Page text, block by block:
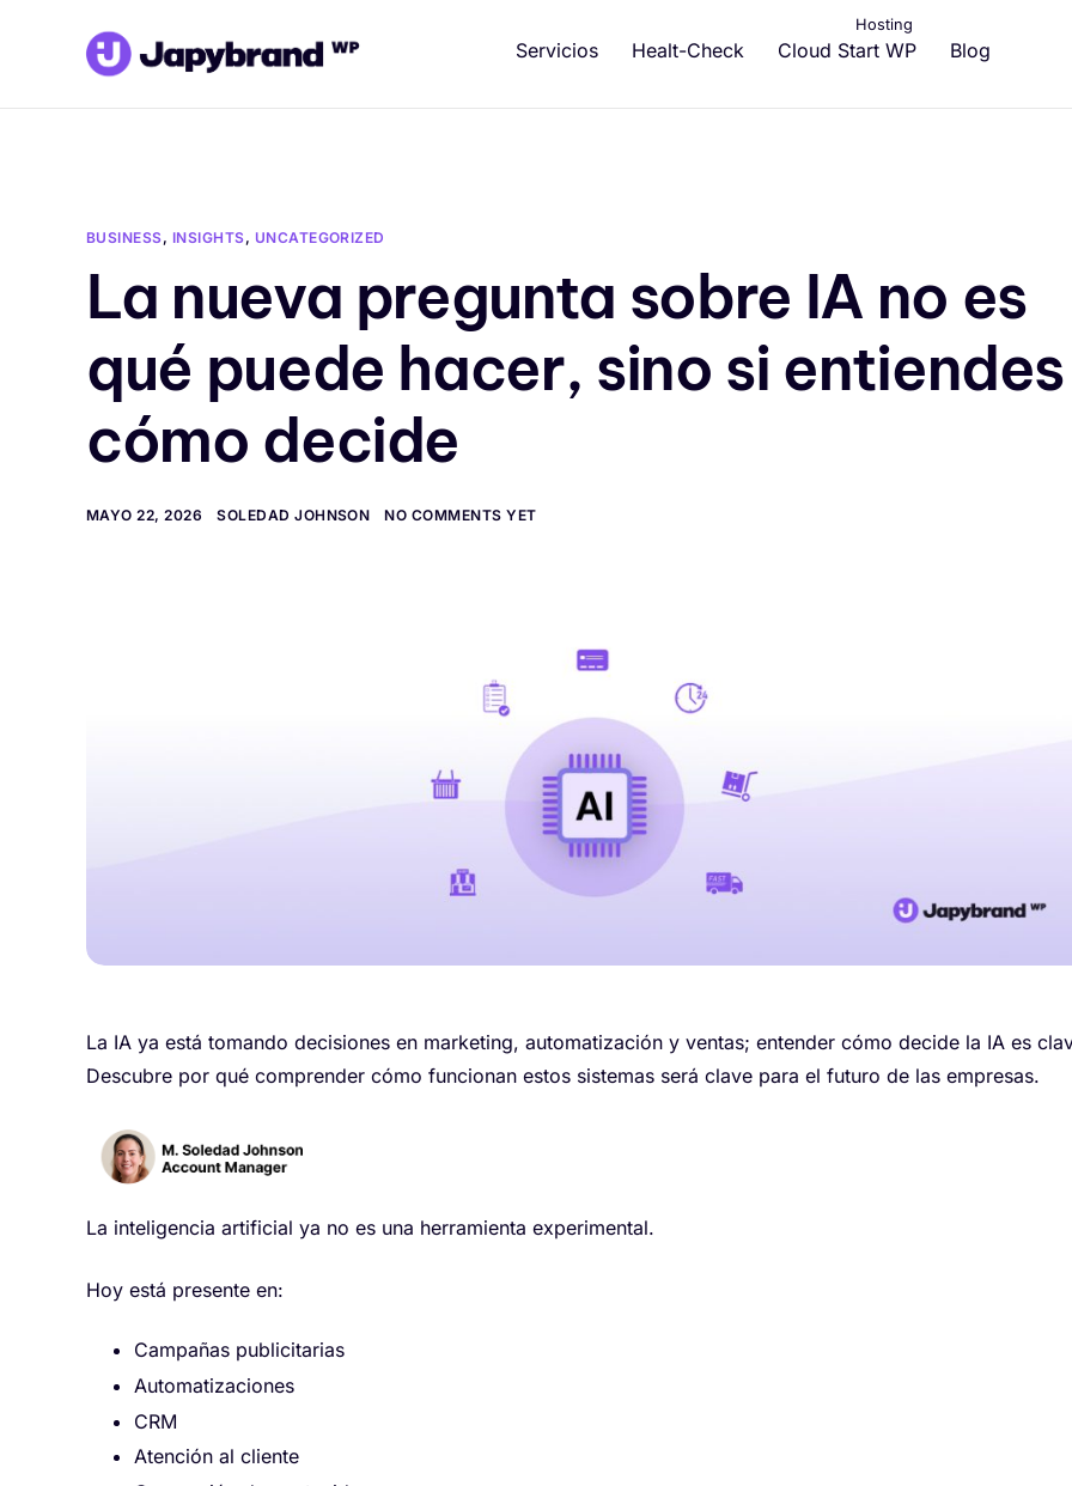
Servicios Healt-Check Cloud Start WP
Hosting
Blog
BUSINESS, INSIGHTS, UNCATEGORIZED
La nueva pregunta sobre IA no es
qué puede hacer, sino si entiendes
cómo decide
MAYO 22, 2026 SOLEDAD JOHNSON NO COMMENTS YET
La IA ya está tomando decisiones en marketing, automatización y ventas; entender cómo decide la IA es
Descubre por qué comprender cómo funcionan estos sistemas será clave para el futuro de las empresas.
La inteligencia artificial ya no es una herramienta experimental.
Hoy está presente en:
Campañas publicitarias
Automatizaciones
CRM
Atención al cliente